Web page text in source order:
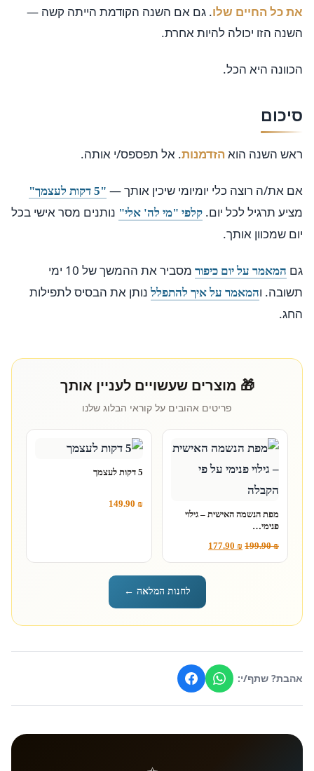
את כל החיים שלו. גם אם השנה הקודמת הייתה קשה —
השנה הזו יכולה להיות אחרת.
הכוונה היא הכל.
סיכום
ראש השנה הואהזדמנות. אל תפספס/י אותה.
אם את/ה רוצה כלי יומיומי שיכין אותך — "5 דקות לעצמך"
מציע תרגיל לכל יום. קלפי "מי לה' אלי" נותנים מסר אישי בכל
יום שמכוון אותך.
גם המאמר על יום כיפור
מסביר את ההמשך של 10 ימי
תשובה. והמאמר על איך להתפללנותן את הבסיס לתפילות
החג.
🎁 מוצרים שעשויים לעניין אותך
פריטים אהובים על קוראי הבלוג שלנו
מפת הנשמה האישית – גילוי
פנימי…
199.90₪
177.90 ₪
5 דקות לעצמך
149.90 ₪
לחנות המלאה ←
אהבת? שתף/י: